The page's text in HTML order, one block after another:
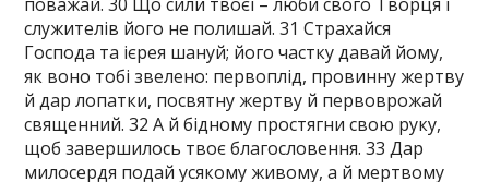
служителів його не полишай. 31 Страхайся
Господа та ієрея шануй; його частку давай йому,
як воно тобі звелено: первоплід, провинну жертву
й дар лопатки, посвятну жертву й первоврожай
священний. 32 А й бідному простягни свою руку,
щоб завершилось твоє благословення. 33 Дар
милосердя подай усякому живому, а й мертвому